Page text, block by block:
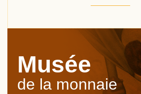
Musée
de la monnaie